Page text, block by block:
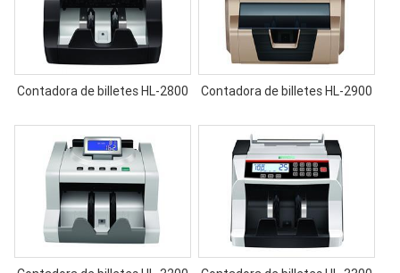
Contadora de billetes HL-2800 Contadora de billetes HL-2900